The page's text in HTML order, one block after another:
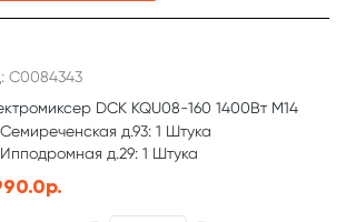
С0084343
DCK KQU08-160 1400Вт М14
д.93: 1 Штука
д.29: 1 Штука